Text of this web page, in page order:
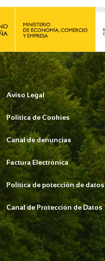
Aviso Legal
Política de Cookies
Canal de denuncias
Factura Electrónica
Política de potección de datos
Canal de Protección de Datos